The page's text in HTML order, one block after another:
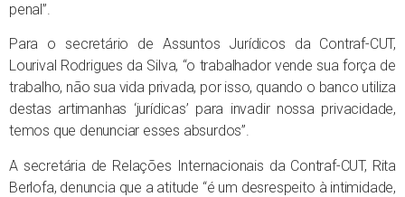
penal”.
Para o secretário de Assuntos Jurídicos da Contraf-CUT,
Lourival Rodrigues da Silva, “o trabalhador vende sua força de
trabalho, não sua vida privada, por isso, quando o banco utiliza
destas artimanhas ‘jurídicas’ para invadir nossa privacidade,
temos que denunciar esses absurdos”.
A secretária de Relações Internacionais da Contraf-CUT, Rita
Berlofa, denuncia que a atitude “é um desrespeito à intimidade,